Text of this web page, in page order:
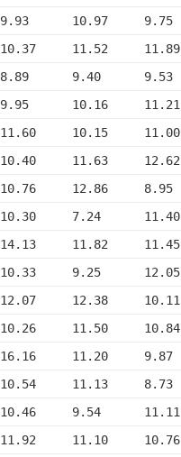
10.97     9.75
11.52     11.89
9.40      9.53
10.16     11.21
10.15     11.00
11.63     12.62
12.86     8.95
7.24      11.40
11.82     11.45
9.25      12.05
12.38     10.11
11.50     10.84
11.20     9.87
11.13     8.73
9.54      11.11
11.10     10.76